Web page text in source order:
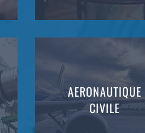
AERONAUTIQUE
CIVILE